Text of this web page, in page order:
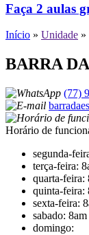
Faça 2 aulas
Início » Unidade »
BARRA
(77)
Horário de
segunda-
terça-feira:
quarta-feira:
quinta-feira:
sexta-feira:
sabado:
domingo: